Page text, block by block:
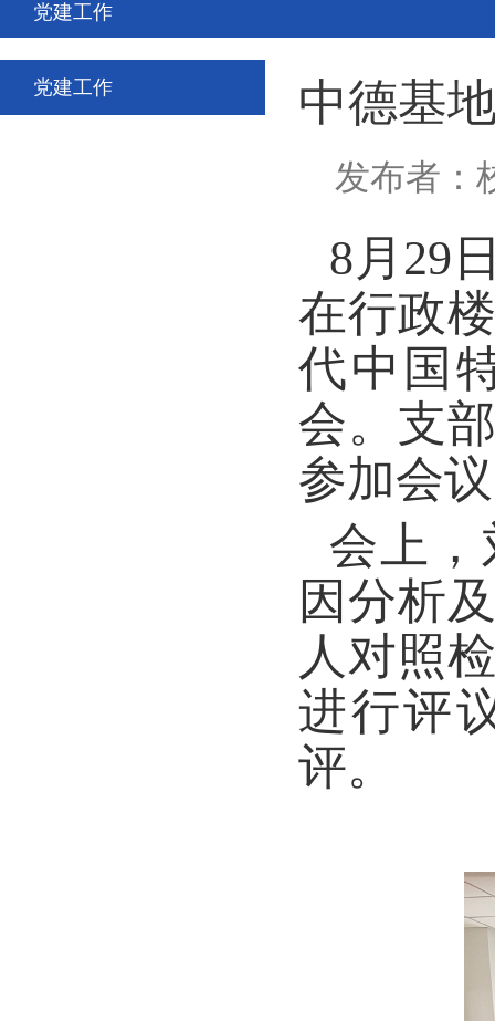
党建工作
党建工作 中德基
发布者：
8 月 29
在行政
代中国
会。支
参加会
会上
因分析
人对照
进行评
评。